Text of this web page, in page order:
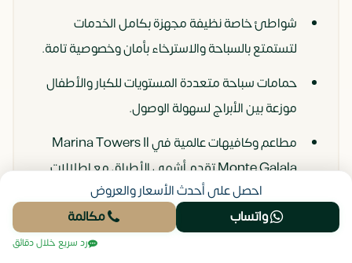
شواطئ خاصة نظيفة مجهزة بكامل الخدمات
لتستمتع بالسباحة والاسترخاء بأمان وخصوصية تامة.
حمامات سباحة متعددة المستويات للكبار والأطفال
موزعة بين الأبراج لسهولة الوصول.
مطاعم وكافيهات عالمية في Marina Towers Il
Monte Galala تقدم أشهى الأطباق مع إطلالات
بحرية مباشرة.
مارينا لليخوت مجهزة بأحدث المرافق لمحبي الرياضات
احصل على أحدث الأسعار والعروض
واتساب
مكالمة
رد سريع خلال دقائق